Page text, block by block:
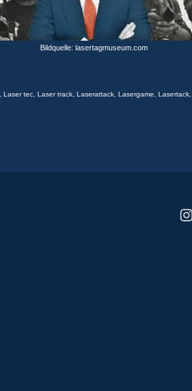
Bildquelle: lasertagmuseum.com
Laser tec Laser track Laserattack Lasergame Lasertack